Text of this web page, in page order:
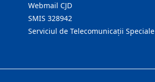
Webmail CJD
SMIS 328942
Serviciul de Telecomunicații Speciale